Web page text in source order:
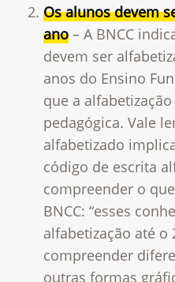
Os alunos devem
ano – A BNCC
devem ser
anos do Ensino
que a
pedagógica. Vale
alfabetizado
código de escrita
compreender o
BNCC: “esses
alfabetização até o
compreender
outras formas